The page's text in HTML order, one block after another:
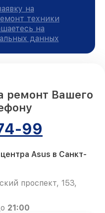
на
техники
на
данных
ремонт Вашего
99
Asus в Санкт-
проспект, 153,
21:00